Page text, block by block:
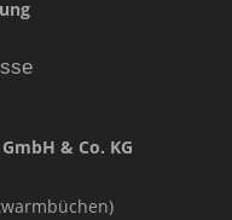
& Co. KG